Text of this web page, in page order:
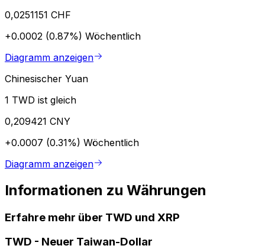
0,0251151 CHF
+0.0002 (0.87%) Wöchentlich
Diagramm anzeigen
Chinesischer Yuan
1 TWD ist gleich
0,209421 CNY
+0.0007 (0.31%) Wöchentlich
Diagramm anzeigen
Informationen zu Währungen
Erfahre mehr über TWD und XRP
TWD - Neuer Taiwan-Dollar